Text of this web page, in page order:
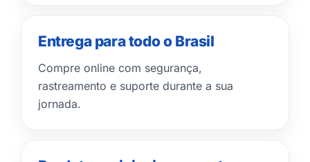
Entrega para todo o Brasil
Compre online com segurança,
rastreamento e suporte durante a sua
jornada.